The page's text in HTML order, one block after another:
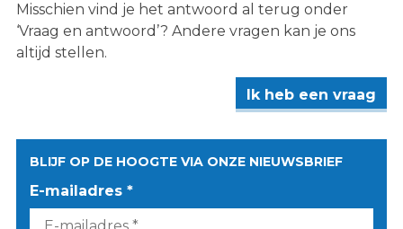
Misschien vind je het antwoord al terug onder
‘Vraag en antwoord’? Andere vragen kan je ons
altijd stellen.
Ik heb een vraag
BLIJF OP DE HOOGTE VIA ONZE NIEUWSBRIEF
E-mailadres *